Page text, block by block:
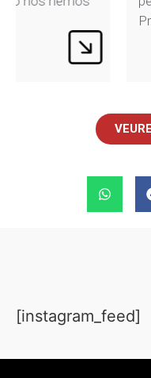
[instagram_feed]